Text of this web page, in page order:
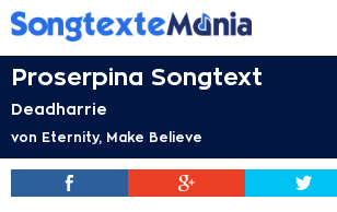
Proserpina Songtext
Deadharrie
von Eternity, Make Believe